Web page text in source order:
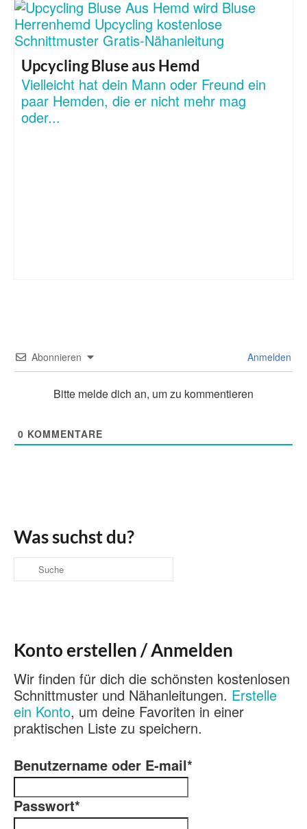
Upcycling Bluse aus Hemd
Vielleicht hat dein Mann oder Freund ein
paar Hemden, die er nicht mehr mag
oder...
Abonnieren Anmelden
Bitte melde dich an, um zu kommentieren
0 KOMMENTARE
Was suchst du?
Suche
nach:
Konto erstellen / Anmelden
Wir finden für dich die schönsten kostenlosen
Schnittmuster und Nähanleitungen. Erstelle
ein Konto, um deine Favoriten in einer
praktischen Liste zu speichern.
Benutzername oder E-mail*
Passwort*